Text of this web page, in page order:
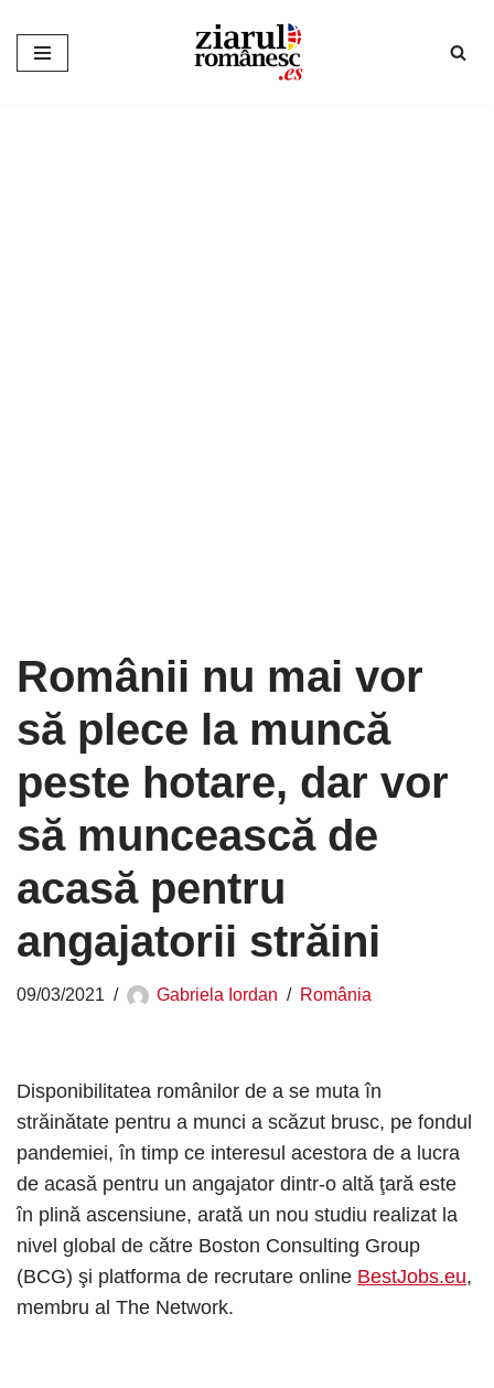
Sari
Românii nu mai vor
să plece la muncă
peste hotare, dar vor
să muncească de
acasă pentru
angajatorii străini
09/03/2021 Gabriela Iordan România
Disponibilitatea românilor de a se muta în
străinătate pentru a munci a scăzut brusc, pe fondul
pandemiei, în timp ce interesul acestora de a lucra
de acasă pentru un angajator dintr-o altă ţară este
în plină ascensiune, arată un nou studiu realizat la
nivel global de către Boston Consulting Group
(BCG) şi platforma de recrutare online BestJobs.eu,
membru al The Network.